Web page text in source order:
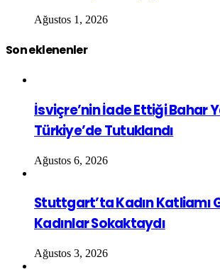
Ağustos 1, 2026
Son eklenenler
İsviçre’nin İade Ettiği Bahar
Türkiye’de Tutuklandı
Ağustos 6, 2026
Stuttgart’ta Kadın Katliamı
Kadınlar Sokaktaydı
Ağustos 3, 2026